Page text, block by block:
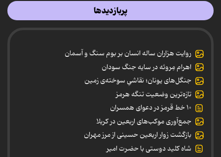
پربازدیدها
روایت هزاران ساله انسان بر بوم سنگ و آسمان
اهرام مِروئه در سایه جنگ سودان
جنگل‌های یونان؛ نقاشیِ سوخته‌ی زمین
تازه‌ترین وضعیت تنگه هرمز
۱۰ خط قرمز در دعوای همسران
جمع‌آوری موکب‌های اربعین در کربلا
بازگشت زوار اربعین حسینی از مرز مهران
شاه کلید دوستی با حضرت امیر